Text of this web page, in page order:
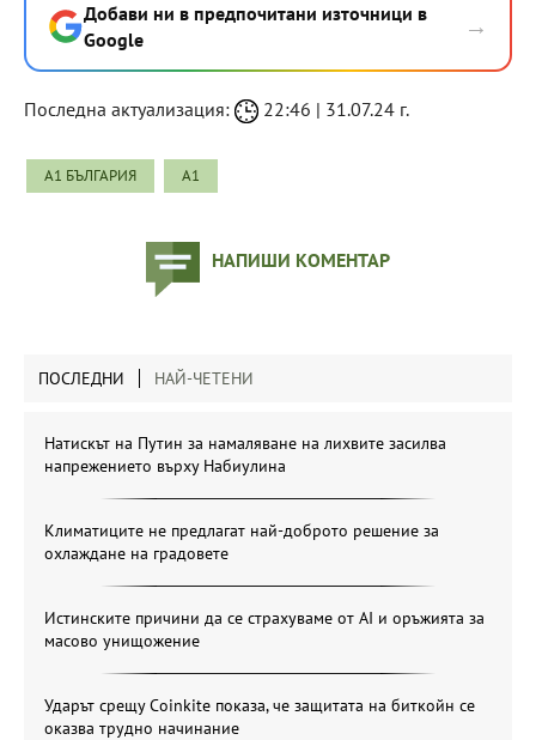
Добави ни в предпочитани източници в
Google
→
Последна актуализация: 22:46 | 31.07.24 г.
A1 БЪЛГАРИЯ А1
НАПИШИ КОМЕНТАР
ПОСЛЕДНИ НАЙ-ЧЕТЕНИ
Натискът на Путин за намаляване на лихвите засилва
напрежението върху Набиулина
Климатиците не предлагат най-доброто решение за
охлаждане на градовете
Истинските причини да се страхуваме от AI и оръжията за
масово унищожение
Ударът срещу Coinkite показа, че защитата на биткойн се
оказва трудно начинание